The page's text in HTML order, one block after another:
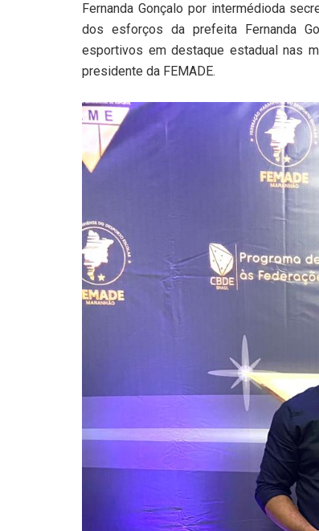
Fernanda Gonçalo por intermédioda
dos esforços da prefeita Fernanda
esportivos em destaque estadual nas
presidente da FEMADE.